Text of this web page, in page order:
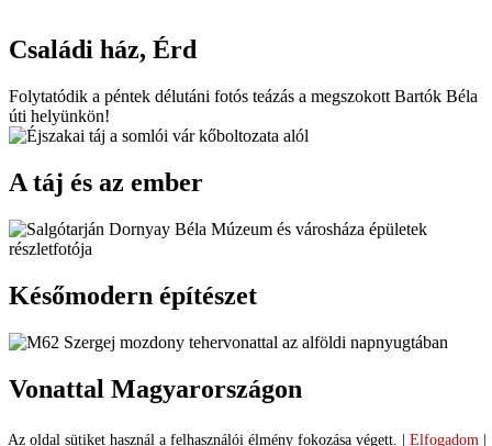
Családi ház, Érd
Folytatódik a péntek délutáni fotós teázás a megszokott Bartók Béla
úti helyünkön!
A táj és az ember
Későmodern építészet
Vonattal Magyarországon
Bejegyzés
Previous 1 2 3 … 7 8 9 10 11 Next
Az oldal sütiket használ a felhasználói élmény fokozása végett. Elfogadom